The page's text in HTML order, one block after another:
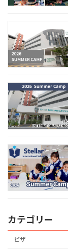
カテゴリー
ビザ